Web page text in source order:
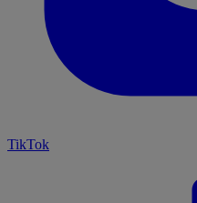
TikTok